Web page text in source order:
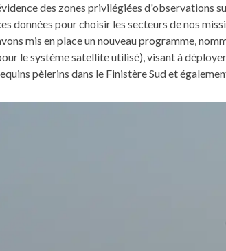
des zones privilégiées d'observations
données pour choisir les secteurs de nos
mis en place un nouveau programme,
le système satellite utilisé), visant à
pèlerins dans le Finistère Sud et